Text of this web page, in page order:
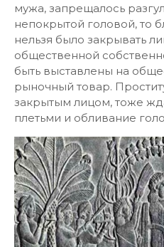
мужа, запрещалось
непокрытой головой, то
нельзя было закрывать
общественной
быть выставлены на
рыночный товар.
закрытым лицом, тоже
плетьми и обливание